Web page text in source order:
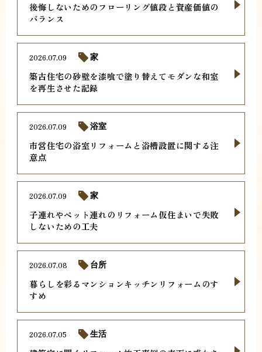
後悔しないためのフローリング値段と資産価値の
バランス
築古住宅の砂壁を漆喰で塗り替えてモダンな和室
を再生させた記録
2026.07.09 家
市営住宅の浴室リフォームと浴槽設置に関する注
意点
2026.07.09 浴室
子連れやペット連れのリフォーム仮住まいで失敗
しないための工夫
2026.07.09 家
暮らしを彩るマンションキッチンリフォームのす
すめ
2026.07.08 台所
2026.07.05 生活